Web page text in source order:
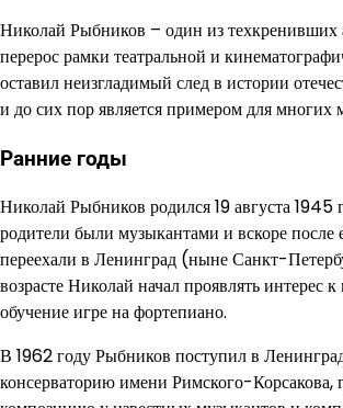
Николай Рыбников – один из техкренивших
перерос рамки театральной и
оставил неизгладимый след в истории
и до сих пор является примером для многих
Ранние годы
Николай Рыбников родился 19 августа 1945
родители были музыкантами и вскоре после
переехали в Ленинград (ныне Санкт-
возрасте Николай начал проявлять интерес
обучение игре на фортепиано.
В 1962 году Рыбников поступил в
консерваторию имени Римского-Корсакова,